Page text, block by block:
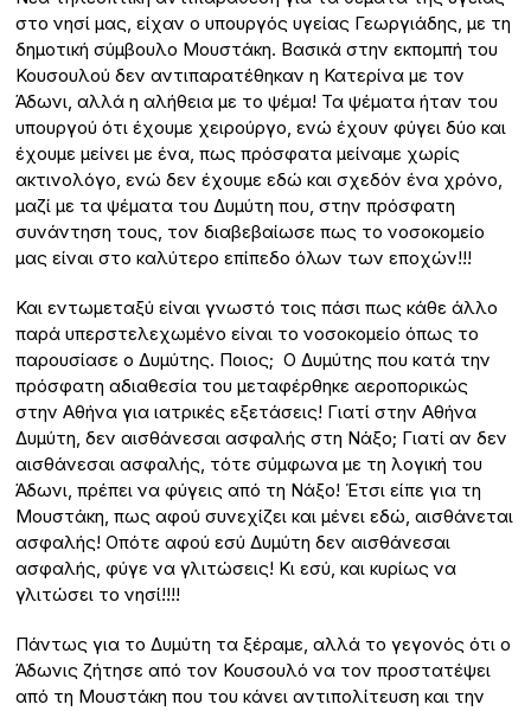
στο νησί μας, είχαν ο υπουργός υγείας Γεωργιάδης, με τη
δημοτική σύμβουλο Μουστάκη. Βασικά στην εκπομπή του
Κουσουλού δεν αντιπαρατέθηκαν η Κατερίνα με τον
Άδωνι, αλλά η αλήθεια με το ψέμα! Τα ψέματα ήταν του
υπουργού ότι έχουμε χειρούργο, ενώ έχουν φύγει δύο και
έχουμε μείνει με ένα, πως πρόσφατα μείναμε χωρίς
ακτινολόγο, ενώ δεν έχουμε εδώ και σχεδόν ένα χρόνο,
μαζί με τα ψέματα του Δυμύτη που, στην πρόσφατη
συνάντηση τους, τον διαβεβαίωσε πως το νοσοκομείο
μας είναι στο καλύτερο επίπεδο όλων των εποχών!!!
Και εντωμεταξύ είναι γνωστό τοις πάσι πως κάθε άλλο
παρά υπερστελεχωμένο είναι το νοσοκομείο όπως το
παρουσίασε ο Δυμύτης. Ποιος; Ο Δυμύτης που κατά την
πρόσφατη αδιαθεσία του μεταφέρθηκε αεροπορικώς
στην Αθήνα για ιατρικές εξετάσεις! Γιατί στην Αθήνα
Δυμύτη, δεν αισθάνεσαι ασφαλής στη Νάξο; Γιατί αν δεν
αισθάνεσαι ασφαλής, τότε σύμφωνα με τη λογική του
Άδωνι, πρέπει να φύγεις από τη Νάξο! Έτσι είπε για τη
Μουστάκη, πως αφού συνεχίζει και μένει εδώ, αισθάνεται
ασφαλής! Οπότε αφού εσύ Δυμύτη δεν αισθάνεσαι
ασφαλής, φύγε να γλιτώσεις! Κι εσύ, και κυρίως να
γλιτώσει το νησί!!!!
Πάντως για το Δυμύτη τα ξέραμε, αλλά το γεγονός ότι ο
Άδωνις ζήτησε από τον Κουσουλό να τον προστατέψει
από τη Μουστάκη που του κάνει αντιπολίτευση και την